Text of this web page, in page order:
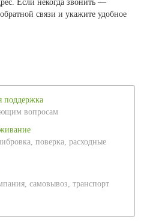
Если некогда звонить —
связи и укажите удобное
поддержка
вопросам
поверка, расходные
самовывоз, транспорт